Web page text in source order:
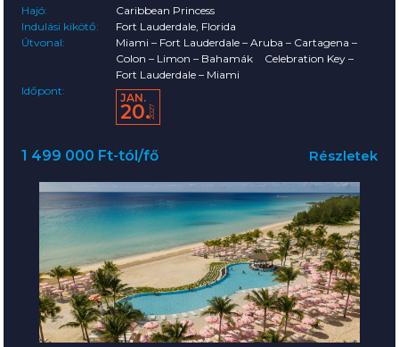
Hajó:
Caribbean Princess
Indulási kikötő:
Fort Lauderdale, Florida
Útvonal:
Miami – Fort Lauderdale – Aruba – Cartagena –
Colon – Limon – Bahamák
Celebration Key –
Fort Lauderdale – Miami
Időpont:
2027
JAN.
20.
1 499 000 Ft-tól/fő Részletek